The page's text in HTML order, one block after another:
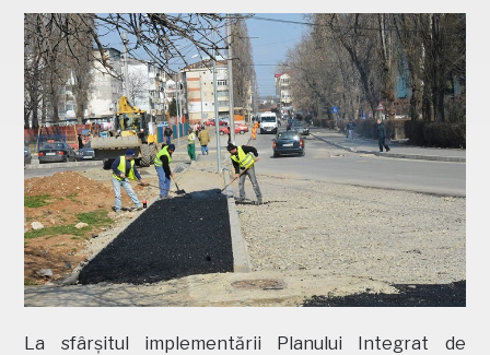
La sfârșitul implementării Planului Integrat de